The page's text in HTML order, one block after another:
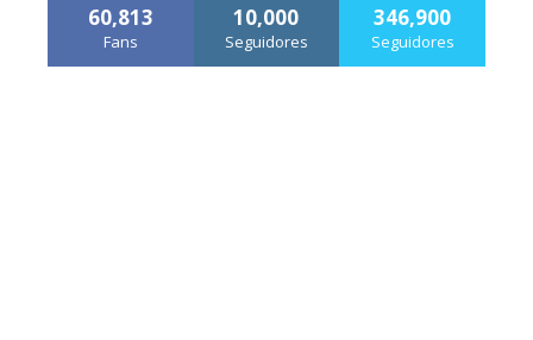
60,813
Fans
10,000
Seguidores
346,900
Seguidores